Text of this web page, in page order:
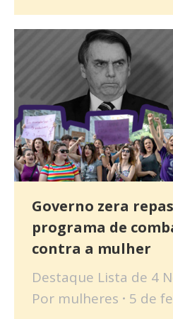
Governo zera
programa de
contra a mulher
Destaque Lista de 4
Por mulheres 5 de